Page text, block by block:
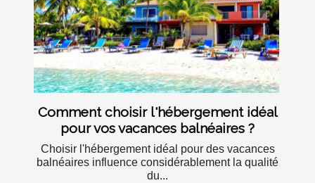
Comment choisir l'hébergement idéal
pour vos vacances balnéaires ?
Choisir l'hébergement idéal pour des vacances
balnéaires influence considérablement la qualité
du...